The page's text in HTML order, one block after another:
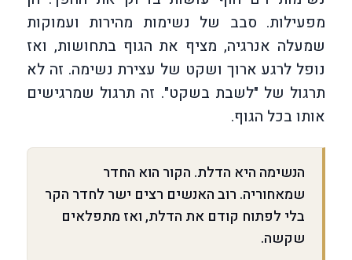
מפעילות. סבב של נשימות מהירות ועמוקות
שמעלה אנרגיה, מציף את הגוף בתחושות, ואז
נופל לרגע ארוך ושקט של עצירת נשימה. זה לא
תרגול של "לשבת בשקט". זה תרגול שמרגישים
אותו בכל הגוף.
הנשימה היא הדלת. הקור הוא החדר
שמאחוריה. רוב האנשים רצים ישר לחדר הקר
בלי לפתוח קודם את הדלת, ואז מתפלאים
שקשה.